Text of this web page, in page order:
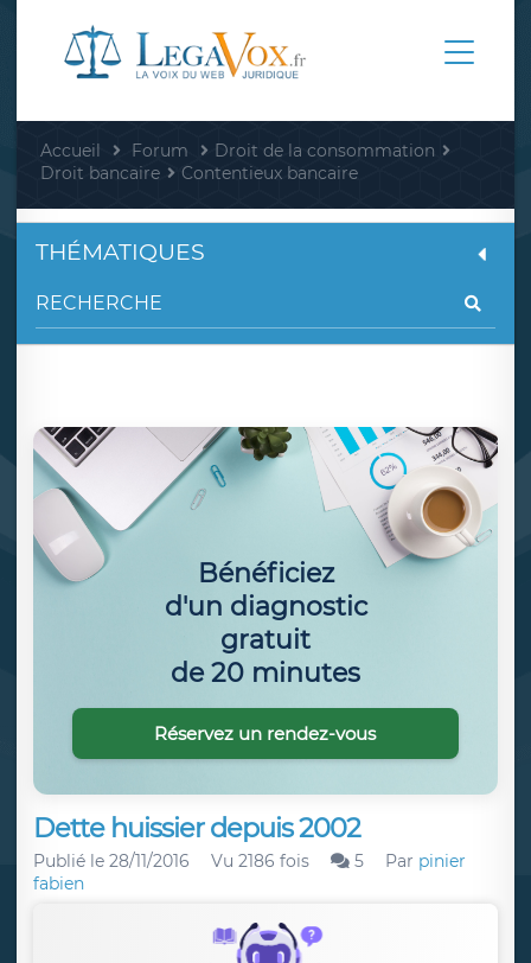
Accueil Forum
Droit de la consommation
Droit bancaire
Contentieux bancaire
Dette huissier depuis 2002
Publié le 28/11/2016 Vu 2186 fois 5 Par pinier
fabien
THÉMATIQUES
Bénéficiez
d'un diagnostic
gratuit
de 20 minutes
Réservez un rendez-vous